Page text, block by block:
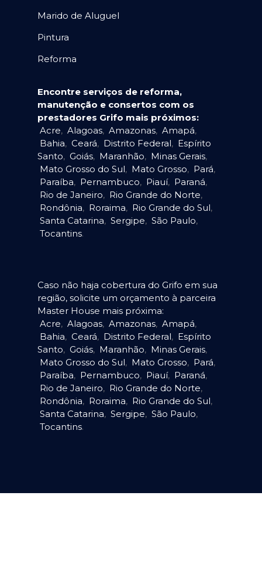
Marido de Aluguel
Pintura
Reforma
Encontre serviços de reforma,
manutenção e consertos com os
prestadores Grifo mais próximos:
Acre, Alagoas, Amazonas, Amapá,
Bahia, Ceará, Distrito Federal, Espírito
Santo, Goiás, Maranhão, Minas Gerais,
Mato Grosso do Sul, Mato Grosso, Pará,
Paraíba, Pernambuco, Piauí, Paraná,
Rio de Janeiro, Rio Grande do Norte,
Rondônia, Roraima, Rio Grande do Sul,
Santa Catarina, Sergipe, São Paulo,
Tocantins.
Caso não haja cobertura do Grifo em sua
região, solicite um orçamento à parceira
Master House mais próxima:
Acre, Alagoas, Amazonas, Amapá,
Bahia, Ceará, Distrito Federal, Espírito
Santo, Goiás, Maranhão, Minas Gerais,
Mato Grosso do Sul, Mato Grosso, Pará,
Paraíba, Pernambuco, Piauí, Paraná,
Rio de Janeiro, Rio Grande do Norte,
Rondônia, Roraima, Rio Grande do Sul,
Santa Catarina, Sergipe, São Paulo,
Tocantins.